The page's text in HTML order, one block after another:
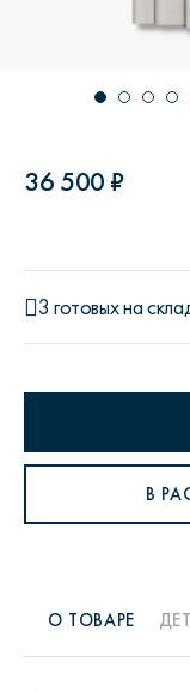
36 500 ₽
3 готовых на
В
О ТОВАРЕ